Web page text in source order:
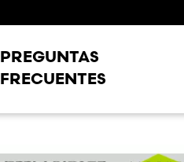
PREGUNTAS
FRECUENTES